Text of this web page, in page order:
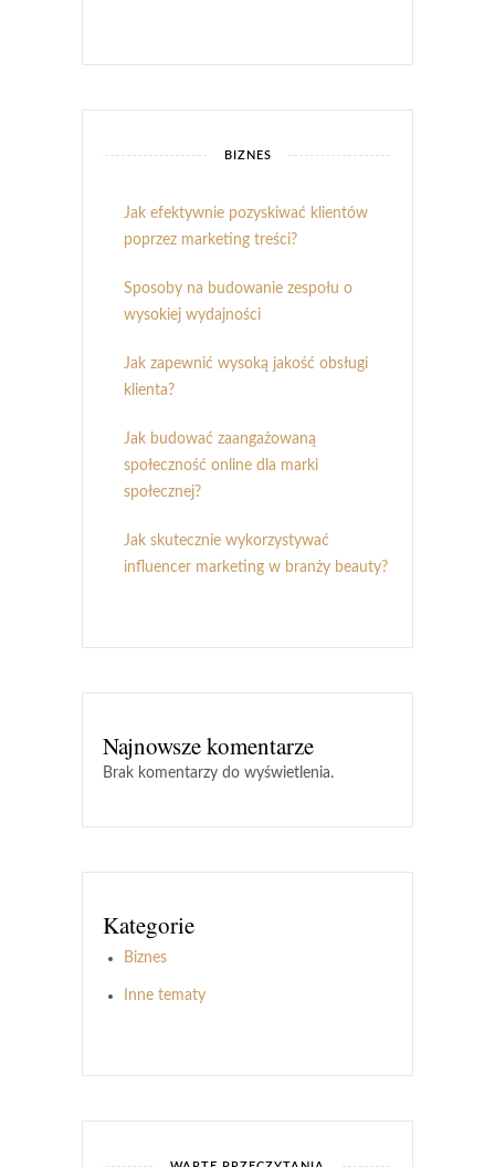
BIZNES
Jak efektywnie pozyskiwać klientów
poprzez marketing treści?
Sposoby na budowanie zespołu o
wysokiej wydajności
Jak zapewnić wysoką jakość obsługi
klienta?
Jak budować zaangażowaną
społeczność online dla marki
społecznej?
Jak skutecznie wykorzystywać
influencer marketing w branży beauty?
Najnowsze komentarze
Brak komentarzy do wyświetlenia.
Kategorie
Biznes
Inne tematy